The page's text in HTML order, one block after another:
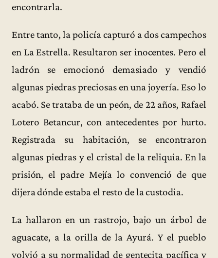
encontrarla.
Entre tanto, la policía capturó a dos campechos
en La Estrella. Resultaron ser inocentes. Pero el
ladrón se emocionó demasiado y vendió
algunas piedras preciosas en una joyería. Eso lo
acabó. Se trataba de un peón, de 22 años, Rafael
Lotero Betancur, con antecedentes por hurto.
Registrada su habitación, se encontraron
algunas piedras y el cristal de la reliquia. En la
prisión, el padre Mejía lo convenció de que
dijera dónde estaba el resto de la custodia.
La hallaron en un rastrojo, bajo un árbol de
aguacate, a la orilla de la Ayurá. Y el pueblo
volvió a su normalidad de gentecita pacífica y